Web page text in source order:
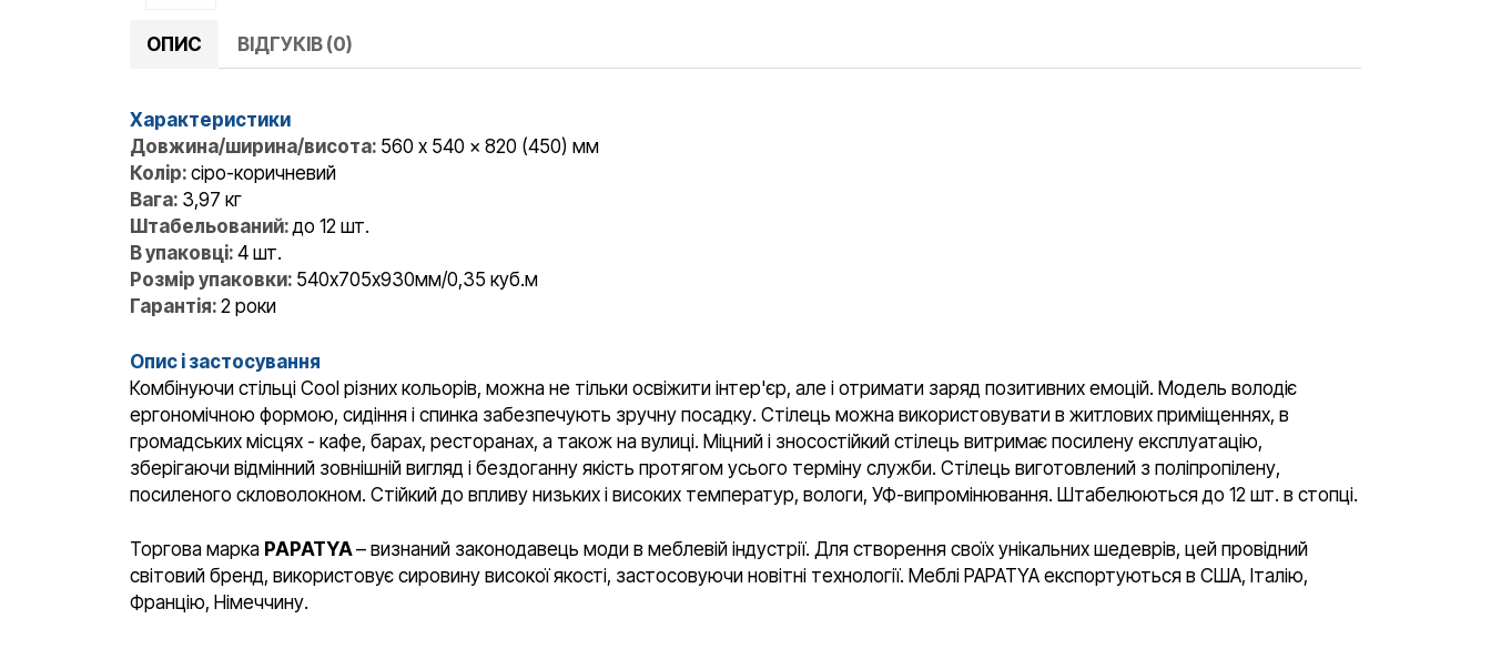
ОПИС ВІДГУКІВ (0)
Характеристики
Довжина/ширина/висота: 560 x 540 x 820 (450) мм
Колір: сіро-коричневий
Вага: 3,97 кг
Штабельований:до 12 шт.
В упаковці: 4 шт.
Розмір упаковки: 540х705х930мм/0,35 куб.м
Гарантія: 2 роки
Опис і застосування
Комбінуючи стільці Cool різних кольорів, можна не тільки освіжити інтер'єр, але і отримати заряд позитивних емоцій. Модель володіє
ергономічною формою, сидіння і спинка забезпечують зручну посадку. Стілець можна використовувати в житлових приміщеннях, в
громадських місцях - кафе, барах, ресторанах, а також на вулиці. Міцний і зносостійкий стілець витримає посилену експлуатацію,
зберігаючи відмінний зовнішній вигляд і бездоганну якість протягом усього терміну служби. Стілець виготовлений з поліпропілену,
посиленого скловолокном. Стійкий до впливу низьких і високих температур, вологи, УФ-випромінювання. Штабелюються до 12 шт. в стопці.
Торгова марка PAPATYA– визнаний законодавець моди в меблевій індустрії. Для створення своїх унікальних шедеврів, цей провідний
світовий бренд, використовує сировину високої якості, застосовуючи новітні технології. Меблі PAPATYA експортуються в США, Італію,
Францію, Німеччину.